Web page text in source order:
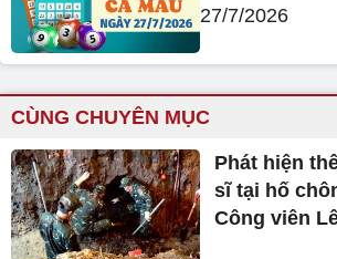
27/7/2026
CÙNG CHUYÊN MỤC
Phát hiện
sĩ tại hố
Công viên